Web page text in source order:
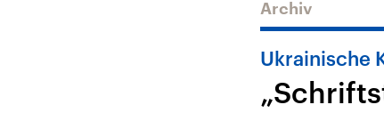
Landtagswahl Sachsen-
Anhalt 2026
Archiv
Ukrainische